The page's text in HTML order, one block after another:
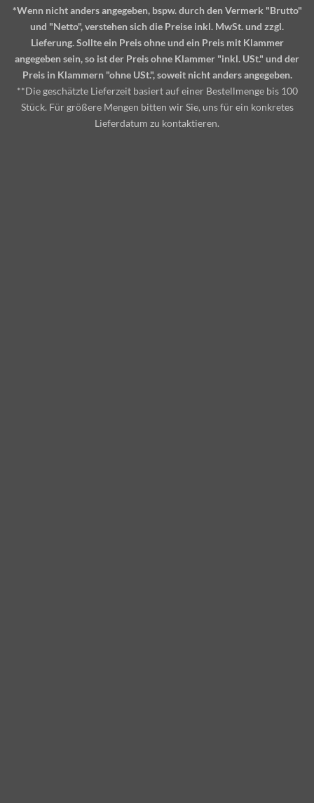
*Wenn nicht anders angegeben, bspw. durch den Vermerk "Brutto"
und "Netto", verstehen sich die Preise inkl. MwSt. und zzgl.
Lieferung. Sollte ein Preis ohne und ein Preis mit Klammer
angegeben sein, so ist der Preis ohne Klammer "inkl. USt." und der
Preis in Klammern "ohne USt.", soweit nicht anders angegeben.
**Die geschätzte Lieferzeit basiert auf einer Bestellmenge bis 100
Stück. Für größere Mengen bitten wir Sie, uns für ein konkretes
Lieferdatum zu kontaktieren.